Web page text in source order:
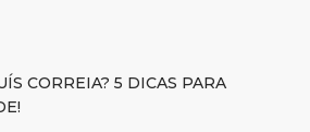
CORREIA? 5 DICAS PARA